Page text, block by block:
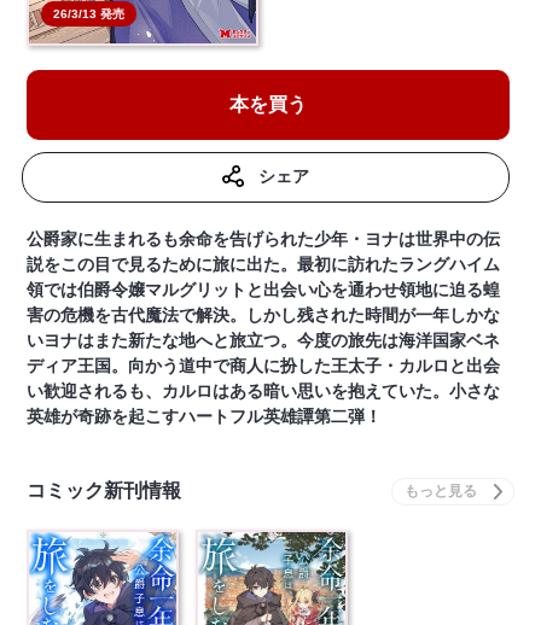
26/3/13 発売
本を買う
シェア
公爵家に生まれるも余命を告げられた少年・ヨナは世界中の伝
説をこの目で見るために旅に出た。最初に訪れたラングハイム
領では伯爵令嬢マルグリットと出会い心を通わせ領地に迫る蝗
害の危機を古代魔法で解決。しかし残された時間が一年しかな
いヨナはまた新たな地へと旅立つ。今度の旅先は海洋国家ベネ
ディア王国。向かう道中で商人に扮した王太子・カルロと出会
い歓迎されるも、カルロはある暗い思いを抱えていた。小さな
英雄が奇跡を起こすハートフル英雄譚第二弾！
コミック新刊情報